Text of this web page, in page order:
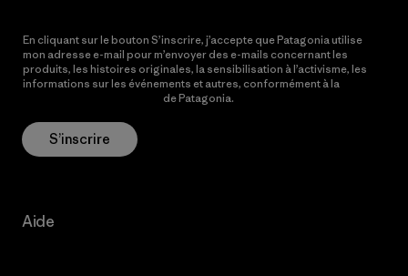
En cliquant sur le bouton S’inscrire, j’accepte que Patagonia utilise
mon adresse e-mail pour m’envoyer des e-mails concernant les
produits, les histoires originales, la sensibilisation à l’activisme, les
informations sur les événements et autres, conformément à la
de Patagonia.
S’inscrire
Aide